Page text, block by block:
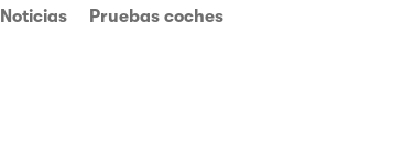
Noticias Pruebas coches